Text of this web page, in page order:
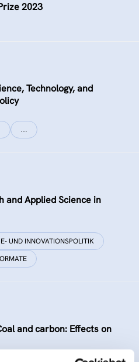
2023
Technology, and
…
and Applied Science in
UND INNOVATIONSPOLITIK
and carbon: Effects on